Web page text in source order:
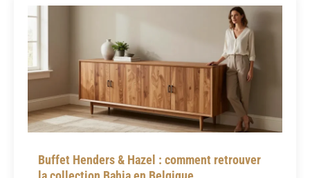
Buffet Henders & Hazel : comment retrouver